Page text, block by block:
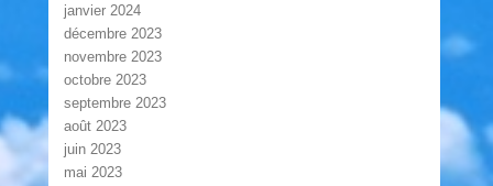
janvier 2024
décembre 2023
novembre 2023
octobre 2023
septembre 2023
août 2023
juin 2023
mai 2023